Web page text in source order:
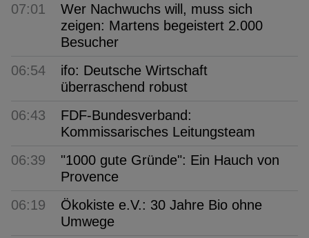
07:01
Wer Nachwuchs will, muss sich
zeigen: Martens begeistert 2.000
Besucher
06:54
ifo: Deutsche Wirtschaft
überraschend robust
06:43
FDF-Bundesverband:
Kommissarisches Leitungsteam
06:39
"1000 gute Gründe": Ein Hauch von
Provence
06:19
Ökokiste e.V.: 30 Jahre Bio ohne
Umwege